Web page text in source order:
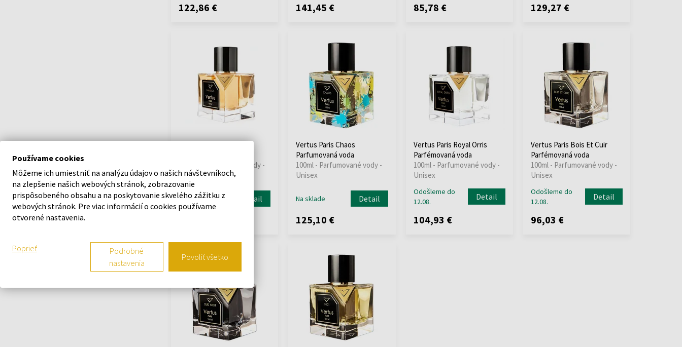
122,86 € 141,45 € 85,78 € 129,27 €
100ml - Parfumované vody -
Unisex
Na sklade Detail
Vertus Paris Chaos
Parfumovaná voda
100ml - Parfumované vody -
Unisex
Na sklade Detail
125,10 €
Vertus Paris Royal Orris
Parfémovaná voda
100ml - Parfumované vody -
Unisex
Odošleme do
12.08.
Detail
104,93 €
Vertus Paris Bois Et Cuir
Parfémovaná voda
100ml - Parfumované vody -
Unisex
Odošleme do
12.08.
Detail
96,03 €
Používame cookies
Môžeme ich umiestniť na analýzu údajov o našich návštevníkoch,
na zlepšenie našich webových stránok, zobrazovanie
prispôsobeného obsahu a na poskytovanie skvelého zážitku z
webových stránok. Pre viac informácií o cookies používame
otvorené nastavenia.
Poprieť
Podrobné
nastavenia
Povoliť všetko